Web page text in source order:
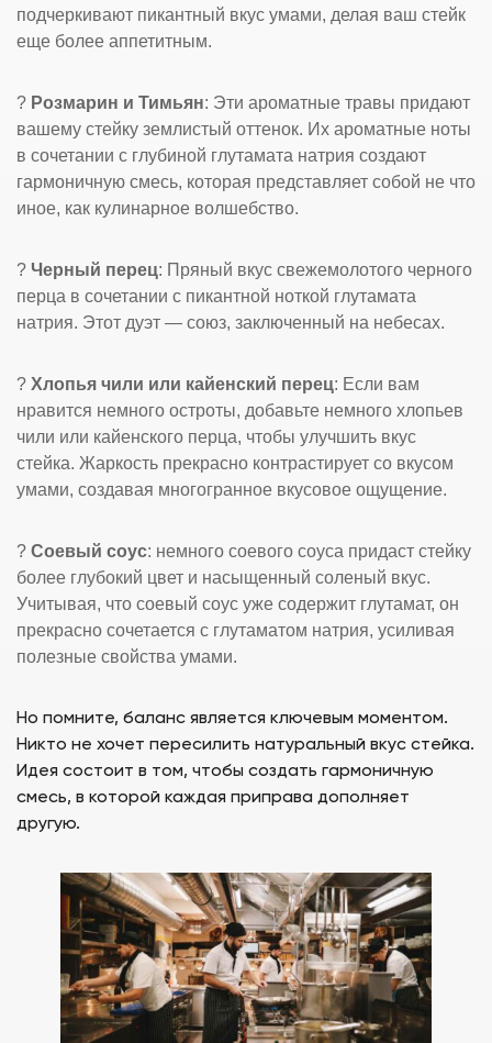
подчеркивают пикантный вкус умами, делая ваш стейк
еще более аппетитным.
? Розмарин и Тимьян: Эти ароматные травы придают
вашему стейку землистый оттенок. Их ароматные ноты
в сочетании с глубиной глутамата натрия создают
гармоничную смесь, которая представляет собой не что
иное, как кулинарное волшебство.
? Черный перец: Пряный вкус свежемолотого черного
перца в сочетании с пикантной ноткой глутамата
натрия. Этот дуэт — союз, заключенный на небесах.
? Хлопья чили или кайенский перец: Если вам
нравится немного остроты, добавьте немного хлопьев
чили или кайенского перца, чтобы улучшить вкус
стейка. Жаркость прекрасно контрастирует со вкусом
умами, создавая многогранное вкусовое ощущение.
? Соевый соус: немного соевого соуса придаст стейку
более глубокий цвет и насыщенный соленый вкус.
Учитывая, что соевый соус уже содержит глутамат, он
прекрасно сочетается с глутаматом натрия, усиливая
полезные свойства умами.
Но помните, баланс является ключевым моментом.
Никто не хочет пересилить натуральный вкус стейка.
Идея состоит в том, чтобы создать гармоничную
смесь, в которой каждая приправа дополняет
другую.